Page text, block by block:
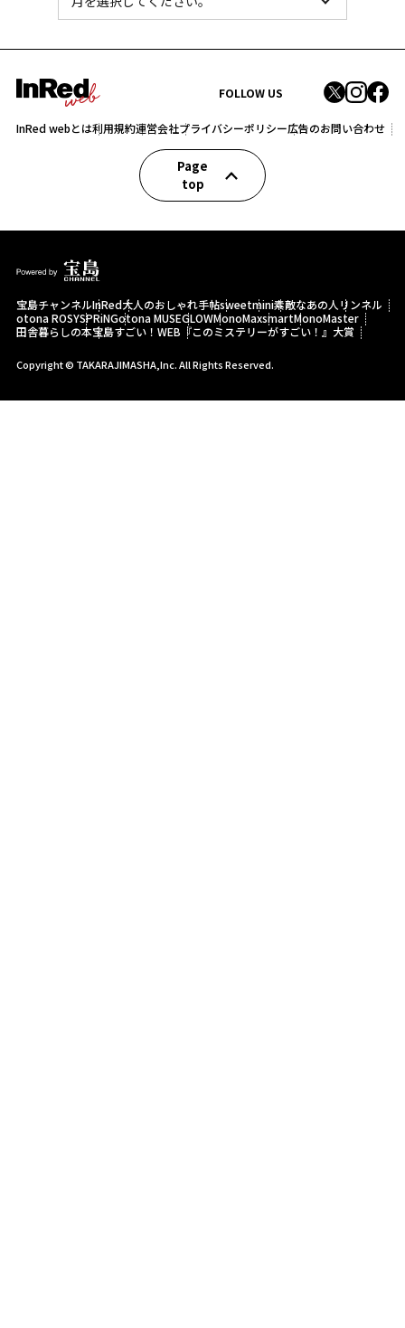
FOLLOW US
InRed webとは利用規約運営会社プライバシーポリシー広告のお問い合わせ
Page
top
宝島チャンネルInRed大人のおしゃれ手帖sweetmini素敵なあの人 リンネル
otona ROSYSPRiNGotona MUSEGLOWMonoMaxsmartMonoMaster
田舎暮らしの本宝島すごい！WEB 『このミステリーがすごい！』大賞
Copyright © TAKARAJIMASHA,Inc. All Rights Reserved.